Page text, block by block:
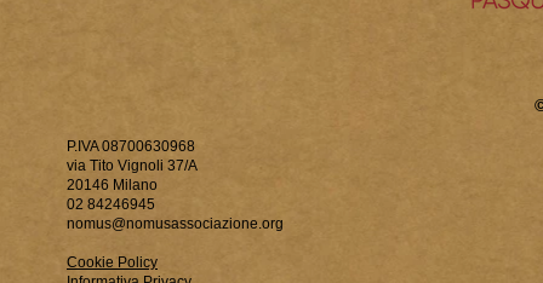
P.IVA 08700630968
via Tito Vignoli 37/A
20146 Milano
02 84246945
nomus@nomusassociazione.org
Cookie Policy